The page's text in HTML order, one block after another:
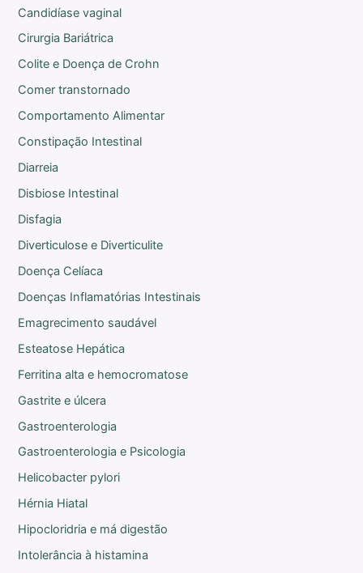
Candidíase vaginal
Cirurgia Bariátrica
Colite e Doença de Crohn
Comer transtornado
Comportamento Alimentar
Constipação Intestinal
Diarreia
Disbiose Intestinal
Disfagia
Diverticulose e Diverticulite
Doença Celíaca
Doenças Inflamatórias Intestinais
Emagrecimento saudável
Esteatose Hepática
Ferritina alta e hemocromatose
Gastrite e úlcera
Gastroenterologia
Gastroenterologia e Psicologia
Helicobacter pylori
Hérnia Hiatal
Hipocloridria e má digestão
Intolerância à histamina